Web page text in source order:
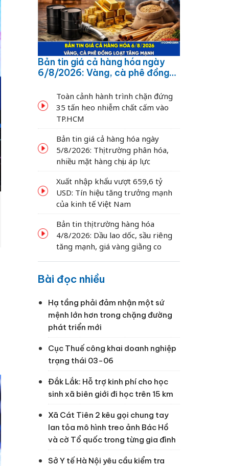
Bản tin giá cả hàng hóa ngày
6/8/2026: Vàng, cà phê đồng
Toàn cảnh hành trình chặn đứng
35 tấn heo nhiễm chất cấm vào
TP.HCM
Bản tin giá cả hàng hóa ngày
5/8/2026: Thị trường phân hóa,
nhiều mặt hàng chịu áp lực
Xuất nhập khẩu vượt 659,6 tỷ
USD: Tín hiệu tăng trưởng mạnh
của kinh tế Việt Nam
Bản tin thị trường hàng hóa
4/8/2026: Dầu lao dốc, sầu riêng
tăng mạnh, giá vàng giằng co
Bài đọc nhiều
Hạ tầng phải đảm nhận một sứ
mệnh lớn hơn trong chặng đường
phát triển mới
Cục Thuế công khai doanh nghiệp
trạng thái 03-06
Đắk Lắk: Hỗ trợ kinh phí cho học
sinh xã biên giới đi học trên 15 km
Xã Cát Tiên 2 kêu gọi chung tay
lan tỏa mô hình treo ảnh Bác Hồ
và cờ Tổ quốc trong từng gia đình
Sở Y tế Hà Nội yêu cầu kiểm tra